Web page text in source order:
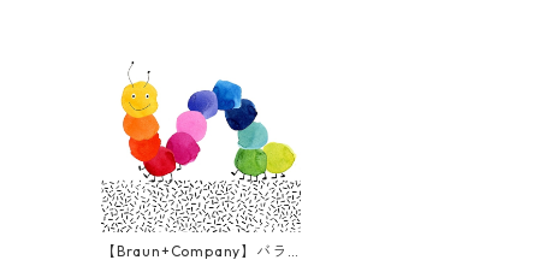
【Braun+Company】バラ